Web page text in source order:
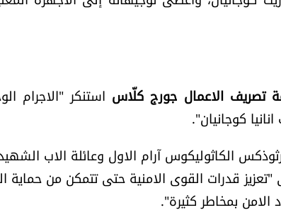
تصريف الاعمال جورج كلّاس استنكر
كوجانيان".
الكاثوليكوس آرام الاول وعائلة الاب الشهيد
"تعزيز قدرات القوى الامنية حتى تتمكن من حماية
بمخاطر كثيرة".